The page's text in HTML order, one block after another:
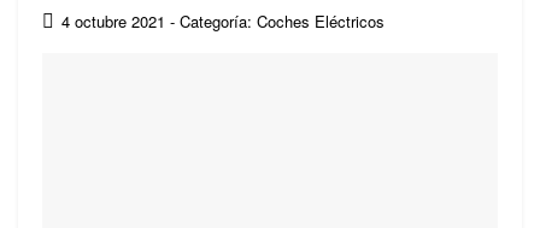
4 octubre 2021 - Categoría: Coches Eléctricos